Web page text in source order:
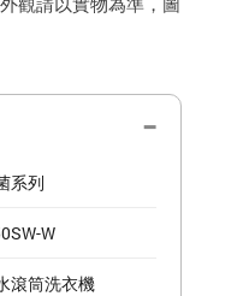
系列
W
滾筒洗衣機